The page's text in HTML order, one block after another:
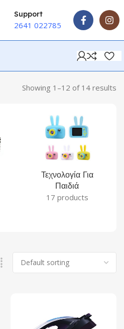
Support
2641 022785
Showing 1–12 of 14 results
Τεχνολογία Για
Παιδιά
17 products